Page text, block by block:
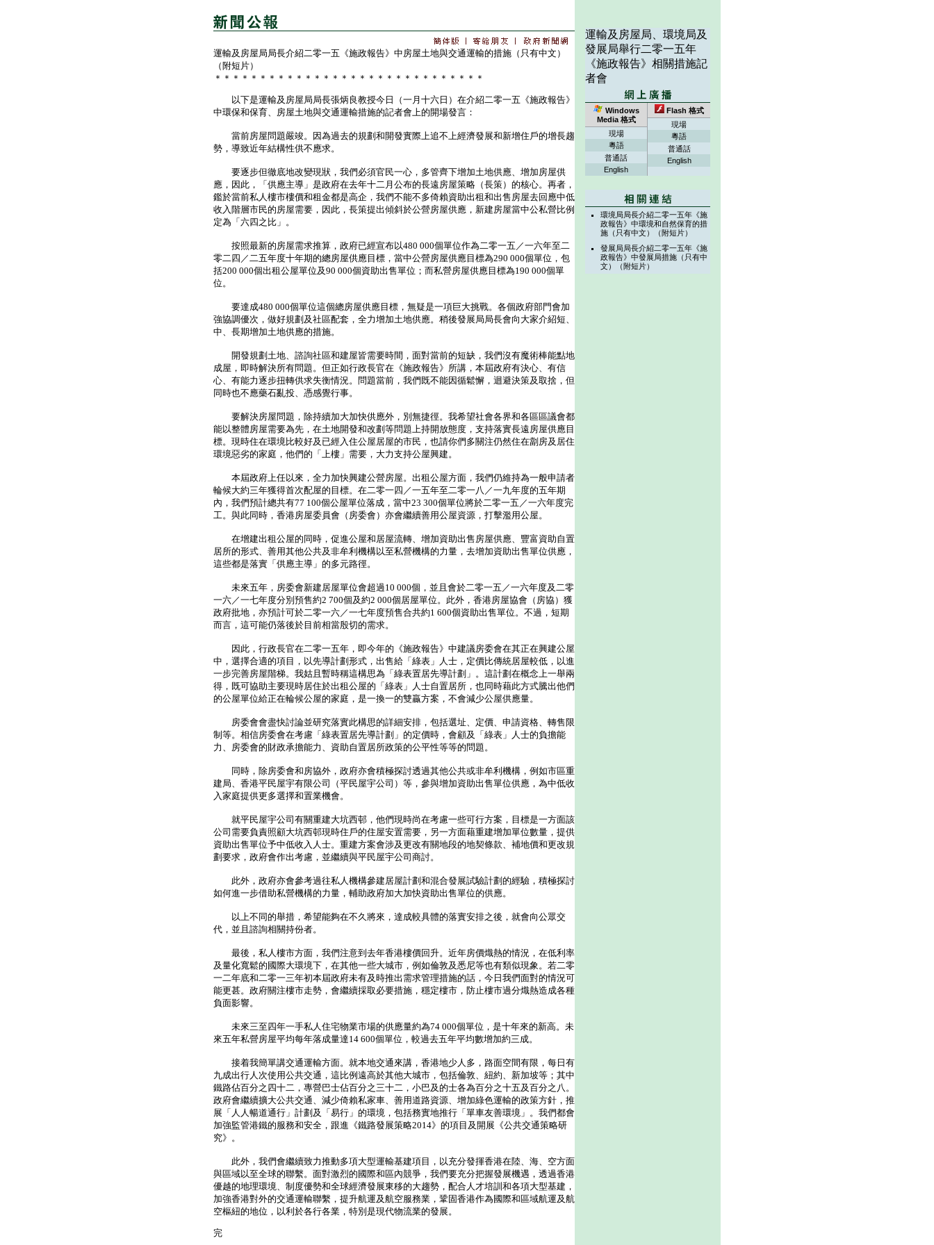
運輸及房屋局局長介紹二零一五《施政報告》中房屋土地與交通運輸的措施（只有中文）
（附短片）
＊＊＊＊＊＊＊＊＊＊＊＊＊＊＊＊＊＊＊＊＊＊＊＊＊＊＊＊＊＊
以下是運輸及房屋局局長張炳良教授今日（一月十六日）在介紹二零一五《施政報告》
中環保和保育、房屋土地與交通運輸措施的記者會上的開場發言：
當前房屋問題嚴竣。因為過去的規劃和開發實際上追不上經濟發展和新增住戶的增長趨
勢，導致近年結構性供不應求。
要逐步但徹底地改變現狀，我們必須官民一心，多管齊下增加土地供應、增加房屋供
應，因此，「供應主導」是政府在去年十二月公布的長遠房屋策略（長策）的核心。再者，
鑑於當前私人樓市樓價和租金都是高企，我們不能不多倚賴資助出租和出售房屋去回應中低
收入階層市民的房屋需要，因此，長策提出傾斜於公營房屋供應，新建房屋當中公私營比例
定為「六四之比」。
按照最新的房屋需求推算，政府已經宣布以480 000個單位作為二零一五／一六年至二
零二四／二五年度十年期的總房屋供應目標，當中公營房屋供應目標為290 000個單位，包
括200 000個出租公屋單位及90 000個資助出售單位；而私營房屋供應目標為190 000個單
位。
要達成480 000個單位這個總房屋供應目標，無疑是一項巨大挑戰。各個政府部門會加
強協調優次，做好規劃及社區配套，全力增加土地供應。稍後發展局局長會向大家介紹短、
中、長期增加土地供應的措施。
開發規劃土地、諮詢社區和建屋皆需要時間，面對當前的短缺，我們沒有魔術棒能點地
成屋，即時解決所有問題。但正如行政長官在《施政報告》所講，本屆政府有決心、有信
心、有能力逐步扭轉供求失衡情況。問題當前，我們既不能因循鬆懈，迴避決策及取捨，但
同時也不應藥石亂投、憑感覺行事。
要解決房屋問題，除持續加大加快供應外，別無捷徑。我希望社會各界和各區區議會都
能以整體房屋需要為先，在土地開發和改劃等問題上持開放態度，支持落實長遠房屋供應目
標。現時住在環境比較好及已經入住公屋居屋的市民，也請你們多關注仍然住在劏房及居住
環境惡劣的家庭，他們的「上樓」需要，大力支持公屋興建。
本屆政府上任以來，全力加快興建公營房屋。出租公屋方面，我們仍維持為一般申請者
輪候大約三年獲得首次配屋的目標。在二零一四／一五年至二零一八／一九年度的五年期
內，我們預計總共有77 100個公屋單位落成，當中23 300個單位將於二零一五／一六年度完
工。與此同時，香港房屋委員會（房委會）亦會繼續善用公屋資源，打擊濫用公屋。
在增建出租公屋的同時，促進公屋和居屋流轉、增加資助出售房屋供應、豐富資助自置
居所的形式、善用其他公共及非牟利機構以至私營機構的力量，去增加資助出售單位供應，
這些都是落實「供應主導」的多元路徑。
未來五年，房委會新建居屋單位會超過10 000個，並且會於二零一五／一六年度及二零
一六／一七年度分別預售約2 700個及約2 000個居屋單位。此外，香港房屋協會（房協）獲
政府批地，亦預計可於二零一六／一七年度預售合共約1 600個資助出售單位。不過，短期
而言，這可能仍落後於目前相當殷切的需求。
因此，行政長官在二零一五年，即今年的《施政報告》中建議房委會在其正在興建公屋
中，選擇合適的項目，以先導計劃形式，出售給「綠表」人士，定價比傳統居屋較低，以進
一步完善房屋階梯。我姑且暫時稱這構思為「綠表置居先導計劃」。這計劃在概念上一舉兩
得，既可協助主要現時居住於出租公屋的「綠表」人士自置居所，也同時藉此方式騰出他們
的公屋單位給正在輪候公屋的家庭，是一換一的雙贏方案，不會減少公屋供應量。
房委會會盡快討論並研究落實此構思的詳細安排，包括選址、定價、申請資格、轉售限
制等。相信房委會在考慮「綠表置居先導計劃」的定價時，會顧及「綠表」人士的負擔能
力、房委會的財政承擔能力、資助自置居所政策的公平性等等的問題。
同時，除房委會和房協外，政府亦會積極探討透過其他公共或非牟利機構，例如市區重
建局、香港平民屋宇有限公司（平民屋宇公司）等，參與增加資助出售單位供應，為中低收
入家庭提供更多選擇和置業機會。
就平民屋宇公司有關重建大坑西邨，他們現時尚在考慮一些可行方案，目標是一方面該
公司需要負責照顧大坑西邨現時住戶的住屋安置需要，另一方面藉重建增加單位數量，提供
資助出售單位予中低收入人士。重建方案會涉及更改有關地段的地契條款、補地價和更改規
劃要求，政府會作出考慮，並繼續與平民屋宇公司商討。
此外，政府亦會參考過往私人機構參建居屋計劃和混合發展試驗計劃的經驗，積極探討
如何進一步借助私營機構的力量，輔助政府加大加快資助出售單位的供應。
以上不同的舉措，希望能夠在不久將來，達成較具體的落實安排之後，就會向公眾交
代，並且諮詢相關持份者。
最後，私人樓市方面，我們注意到去年香港樓價回升。近年房價熾熱的情況，在低利率
及量化寬鬆的國際大環境下，在其他一些大城市，例如倫敦及悉尼等也有類似現象。若二零
一二年底和二零一三年初本屆政府未有及時推出需求管理措施的話，今日我們面對的情況可
能更甚。政府關注樓市走勢，會繼續採取必要措施，穩定樓市，防止樓市過分熾熱造成各種
負面影響。
未來三至四年一手私人住宅物業市場的供應量約為74 000個單位，是十年來的新高。未
來五年私營房屋平均每年落成量達14 600個單位，較過去五年平均數增加約三成。
接着我簡單講交通運輸方面。就本地交通來講，香港地少人多，路面空間有限，每日有
九成出行人次使用公共交通，這比例遠高於其他大城市，包括倫敦、紐約、新加坡等；其中
鐵路佔百分之四十二，專營巴士佔百分之三十二，小巴及的士各為百分之十五及百分之八。
政府會繼續擴大公共交通、減少倚賴私家車、善用道路資源、增加綠色運輸的政策方針，推
展「人人暢道通行」計劃及「易行」的環境，包括務實地推行「單車友善環境」。我們都會
加強監管港鐵的服務和安全，跟進《鐵路發展策略2014》的項目及開展《公共交通策略研
究》。
此外，我們會繼續致力推動多項大型運輸基建項目，以充分發揮香港在陸、海、空方面
與區域以至全球的聯繫。面對激烈的國際和區內競爭，我們要充分把握發展機遇，透過香港
優越的地理環境、制度優勢和全球經濟發展東移的大趨勢，配合人才培訓和各項大型基建，
加強香港對外的交通運輸聯繫，提升航運及航空服務業，鞏固香港作為國際和區域航運及航
空樞紐的地位，以利於各行各業，特別是現代物流業的發展。
完
運輸及房屋局、環境局及
發展局舉行二零一五年
《施政報告》相關措施記
者會
Windows
Media 格式
現場
粵語
普通話
English
Flash 格式
現場
粵語
普通話
English
環境局局長介紹二零一五年《施
政報告》中環境和自然保育的措
施（只有中文）（附短片）
發展局局長介紹二零一五年《施
政報告》中發展局措施（只有中
文）（附短片）